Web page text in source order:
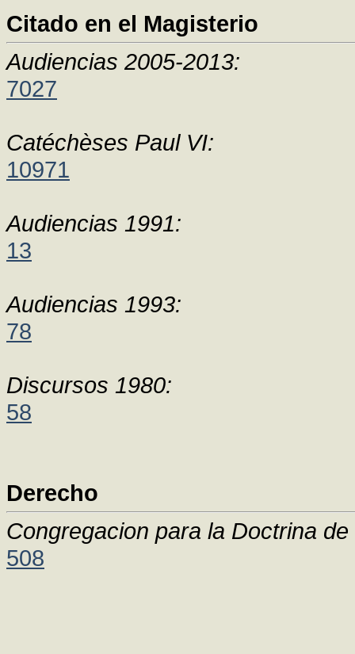
Citado en el Magisterio
Audiencias 2005-2013:
7027
Catéchèses Paul VI:
10971
Audiencias 1991:
13
Audiencias 1993:
78
Discursos 1980:
58
Derecho
Congregacion para la Doctrina de
508